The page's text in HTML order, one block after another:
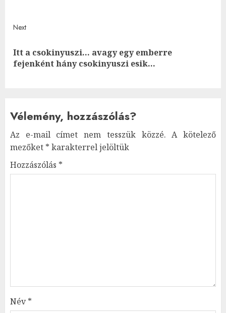
Next
Next
post:
Itt a csokinyuszi… avagy egy emberre
fejenként hány csokinyuszi esik…
Vélemény, hozzászólás?
Az e-mail címet nem tesszük közzé. A kötelező
mezőket * karakterrel jelöltük
Hozzászólás *
Név*